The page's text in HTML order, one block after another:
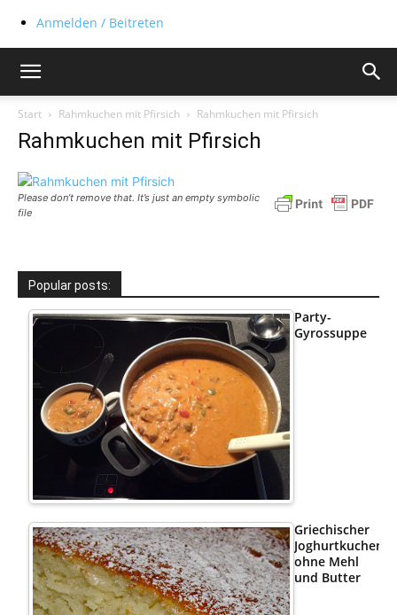
Anmelden / Beitreten
Start Rahmkuchen mit Pfirsich Rahmkuchen mit Pfirsich
Rahmkuchen mit Pfirsich
Please don’t remove that. It’s just an empty symbolic
file
Popular posts:
Party-
Gyrossuppe
Griechischer
Joghurtkuchen
ohne Mehl
und Butter